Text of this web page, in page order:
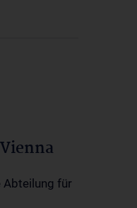
Abteilung für